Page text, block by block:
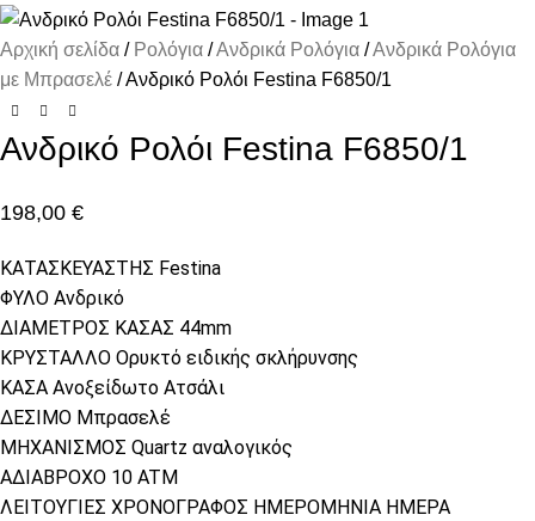
Αρχική σελίδα Ρολόγια Ανδρικά Ρολόγια
Ανδρικά Ρολόγια
με Μπρασελέ
Ανδρικό Ρολόι Festina F6850/1
Ανδρικό Ρολόι Festina F6850/1
198,00 €
ΚΑΤΑΣΚΕΥΑΣΤΗΣ Festina
ΦΥΛΟ Ανδρικό
ΔΙΑΜΕΤΡΟΣ ΚΑΣΑΣ 44mm
ΚΡΥΣΤΑΛΛΟ Ορυκτό ειδικής σκλήρυνσης
ΚΑΣΑ Ανοξείδωτο Ατσάλι
ΔΕΣΙΜΟ Μπρασελέ
ΜΗΧΑΝΙΣΜΟΣ Quartz αναλογικός
ΑΔΙΑΒΡΟΧΟ 10 ATM
ΛΕΙΤΟΥΓΙΕΣ ΧΡΟΝΟΓΡΑΦΟΣ ΗΜΕΡΟΜΗΝΙΑ ΗΜΕΡΑ